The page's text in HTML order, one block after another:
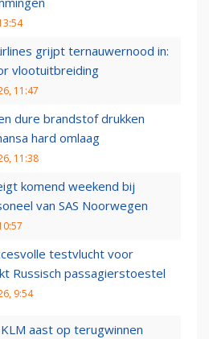
grijpt ternauwernood in:
vlootuitbreiding
11:47
dure brandstof drukken
hard omlaag
11:38
komend weekend bij
van SAS Noorwegen
testvlucht voor
Russisch passagierstoestel
9:54
aast op terugwinnen